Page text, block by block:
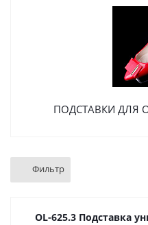
ПОДСТАВКИ ДЛЯ
Фильтр
OL-625.3 Подставка